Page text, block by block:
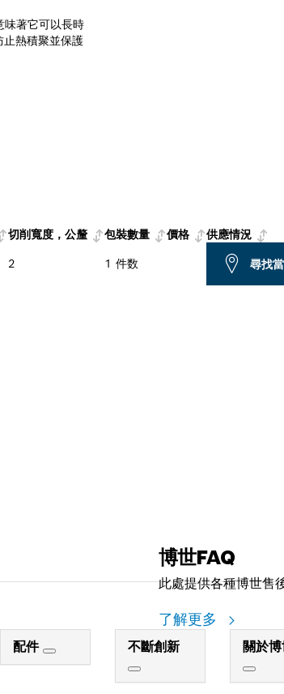
味著它可以長時
熱積聚並保護
切削寬度，公釐 包裝數量 價格
供應情況
2 1 件数 尋找
博世FAQ
此處提供各種博世售
了解更多
配件 不斷創新 關於